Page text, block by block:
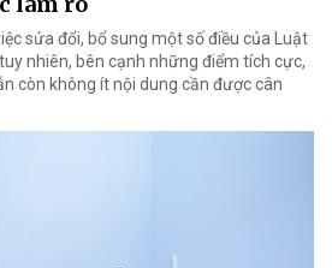
sửa đổi, bổ sung một số điều của Luật
nhiên, bên cạnh những điểm tích cực,
còn không ít nội dung cần được cân